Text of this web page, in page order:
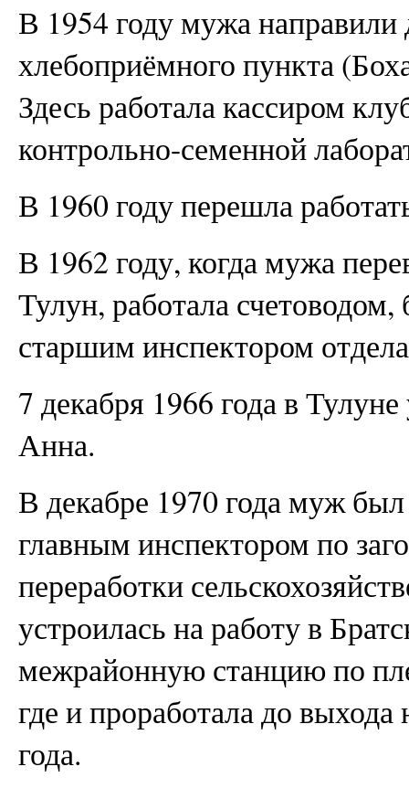
В 1954 году мужа направили
хлебоприёмного пункта
Здесь работала кассиром
контрольно-семенной
В 1960 году перешла
В 1962 году, когда мужа
Тулун, работала счетоводом,
старшим инспектором
7 декабря 1966 года в
Анна.
В декабре 1970 года муж
главным инспектором по
переработки
устроилась на работу в
межрайонную станцию по
где и проработала до
года.